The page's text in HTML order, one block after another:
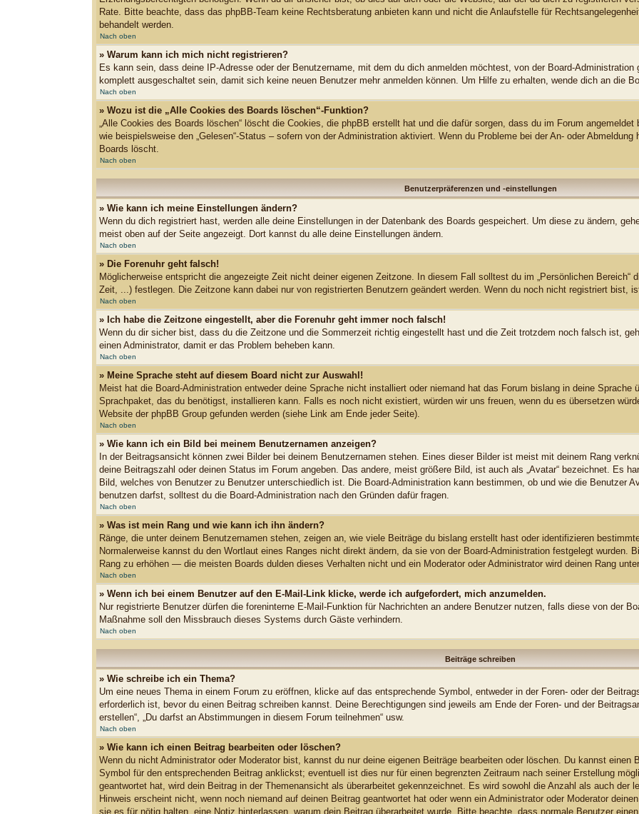
Rate. Bitte beachte, dass das phpBB-Team keine Rechtsberatung anbieten kann und nicht die Anlaufstelle für
behandelt werden.
Nach oben
» Warum kann ich mich nicht registrieren?
Es kann sein, dass deine IP-Adresse oder der Benutzername, mit dem du dich anmelden möchtest, von der Board-
komplett ausgeschaltet sein, damit sich keine neuen Benutzer mehr anmelden können. Um Hilfe zu erhalten, wende dich an die
Nach oben
» Wozu ist die „Alle Cookies des Boards löschen“-Funktion?
„Alle Cookies des Boards löschen“ löscht die Cookies, die phpBB erstellt hat und die dafür sorgen, dass du im Forum
wie beispielsweise den „Gelesen“-Status – sofern von der Administration aktiviert. Wenn du Probleme bei der An- oder
Boards löscht.
Nach oben
Benutzerpräferenzen und -einstellungen
» Wie kann ich meine Einstellungen ändern?
Wenn du dich registriert hast, werden alle deine Einstellungen in der Datenbank des Boards gespeichert. Um diese zu ändern,
meist oben auf der Seite angezeigt. Dort kannst du alle deine Einstellungen ändern.
Nach oben
» Die Forenuhr geht falsch!
Möglicherweise entspricht die angezeigte Zeit nicht deiner eigenen Zeitzone. In diesem Fall solltest du im „Persönlichen Bereich“
Zeit, ...) festlegen. Die Zeitzone kann dabei nur von registrierten Benutzern geändert werden. Wenn du noch nicht registriert bist,
Nach oben
» Ich habe die Zeitzone eingestellt, aber die Forenuhr geht immer noch falsch!
Wenn du dir sicher bist, dass du die Zeitzone und die Sommerzeit richtig eingestellt hast und die Zeit trotzdem noch falsch ist,
einen Administrator, damit er das Problem beheben kann.
Nach oben
» Meine Sprache steht auf diesem Board nicht zur Auswahl!
Meist hat die Board-Administration entweder deine Sprache nicht installiert oder niemand hat das Forum bislang in deine
Sprachpaket, das du benötigst, installieren kann. Falls es noch nicht existiert, würden wir uns freuen, wenn du es übersetzen
Website der phpBB Group gefunden werden (siehe Link am Ende jeder Seite).
Nach oben
» Wie kann ich ein Bild bei meinem Benutzernamen anzeigen?
In der Beitragsansicht können zwei Bilder bei deinem Benutzernamen stehen. Eines dieser Bilder ist meist mit deinem Rang
deine Beitragszahl oder deinen Status im Forum angeben. Das andere, meist größere Bild, ist auch als „Avatar“ bezeichnet. Es
Bild, welches von Benutzer zu Benutzer unterschiedlich ist. Die Board-Administration kann bestimmen, ob und wie die Benutzer
benutzen darfst, solltest du die Board-Administration nach den Gründen dafür fragen.
Nach oben
» Was ist mein Rang und wie kann ich ihn ändern?
Ränge, die unter deinem Benutzernamen stehen, zeigen an, wie viele Beiträge du bislang erstellt hast oder identifizieren
Normalerweise kannst du den Wortlaut eines Ranges nicht direkt ändern, da sie von der Board-Administration festgelegt wurden.
Rang zu erhöhen — die meisten Boards dulden dieses Verhalten nicht und ein Moderator oder Administrator wird deinen Rang
Nach oben
» Wenn ich bei einem Benutzer auf den E-Mail-Link klicke, werde ich aufgefordert, mich anzumelden.
Nur registrierte Benutzer dürfen die foreninterne E-Mail-Funktion für Nachrichten an andere Benutzer nutzen, falls diese von der
Maßnahme soll den Missbrauch dieses Systems durch Gäste verhindern.
Nach oben
Beiträge schreiben
» Wie schreibe ich ein Thema?
Um eine neues Thema in einem Forum zu eröffnen, klicke auf das entsprechende Symbol, entweder in der Foren- oder der
erforderlich ist, bevor du einen Beitrag schreiben kannst. Deine Berechtigungen sind jeweils am Ende der Foren- und der
erstellen“, „Du darfst an Abstimmungen in diesem Forum teilnehmen“ usw.
Nach oben
» Wie kann ich einen Beitrag bearbeiten oder löschen?
Wenn du nicht Administrator oder Moderator bist, kannst du nur deine eigenen Beiträge bearbeiten oder löschen. Du kannst einen
Symbol für den entsprechenden Beitrag anklickst; eventuell ist dies nur für einen begrenzten Zeitraum nach seiner Erstellung
geantwortet hat, wird dein Beitrag in der Themenansicht als überarbeitet gekennzeichnet. Es wird sowohl die Anzahl als auch der
Hinweis erscheint nicht, wenn noch niemand auf deinen Beitrag geantwortet hat oder wenn ein Administrator oder Moderator
sie es für nötig halten, eine Notiz hinterlassen, warum dein Beitrag überarbeitet wurde. Bitte beachte, dass normale Benutzer